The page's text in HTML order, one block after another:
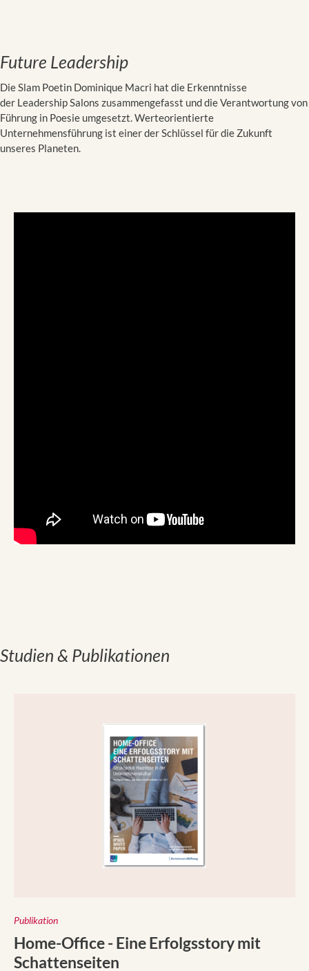
Future Leadership
Die Slam Poetin Dominique Macri hat die Erkenntnisse
der Leadership Salons zusammengefasst und die Verantwortung von
Führung in Poesie umgesetzt. Werteorientierte
Unternehmensführung ist einer der Schlüssel für die Zukunft
unseres Planeten.
Studien & Publikationen
Publikation:
Home-Office - Eine Erfolgsstory mit
Schattenseiten
Eine aktuelle Studie der Bertelsmann Stiftung in